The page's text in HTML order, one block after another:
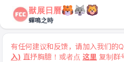
獸展日曆
蟬鳴之時
有任何建议和反馈，请加入我们的
入) 直抒胸臆！或者点 这里 复制群